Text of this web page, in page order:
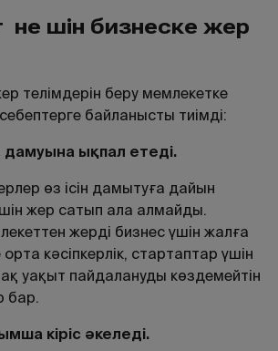
не үшін бизнеске жер
телімдерін беру мемлекетке
байланысты тиімді:
дамуына ықпал етеді.
өз ісін дамытуға дайын
жер сатып ала алмайды.
жерді бизнес үшін жалға
кәсіпкерлік, стартаптар үшін
уақыт пайдалануды көздемейтін
бар.
кіріс әкеледі.